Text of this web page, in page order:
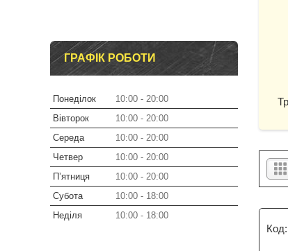
ГРАФІК РОБОТИ
Понеділок 10:00
20:00
Вівторок
10:00
20:00
Середа
10:00
20:00
Четвер
10:00
20:00
Пʼятниця
10:00
20:00
Субота
10:00
18:00
Неділя
10:00 18:00